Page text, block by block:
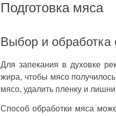
Подготовка мяса
Выбор и обработка
Для запекания в духовке
жира, чтобы мясо
мясо, удалить пленку и
Способ обработки мяса